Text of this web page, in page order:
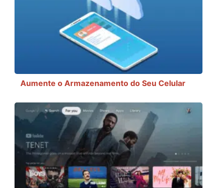
Aumente o Armazenamento do Seu Celular